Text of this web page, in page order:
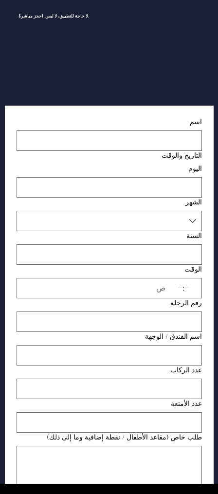
اسم
التاريخ والوقت
اليوم
الشهر
السنة
الوقت
: ص
رقم الرحلة
اسم الفندق / الوجهة
عدد الركاب
عدد الأمتعة
طلب خاص (مقاعد الأطفال / نقطة إضافية وما إلى ذلك)
لا حاجة للتطبيق، لا لبس. احجز مباشرةً.